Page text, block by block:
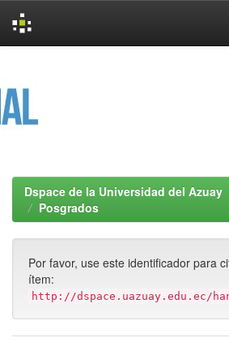
Dspace de la Universidad del Azuay
Posgrados
Por favor, use este identificador para
ítem:
http://dspace.uazuay.edu.ec/